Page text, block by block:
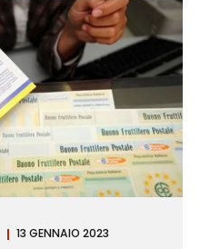
13 GENNAIO 2023